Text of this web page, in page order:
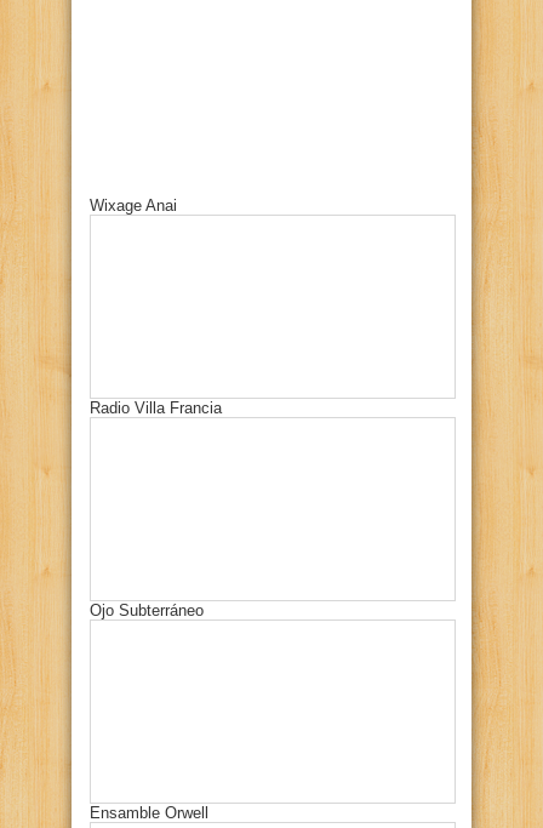
Wixage Anai
Radio Villa Francia
Ojo Subterráneo
Ensamble Orwell